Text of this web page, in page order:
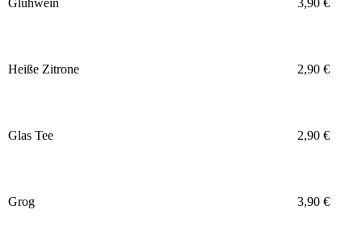
Heiße Zitrone 2,90 €
Glas Tee 2,90 €
Grog 3,90 €